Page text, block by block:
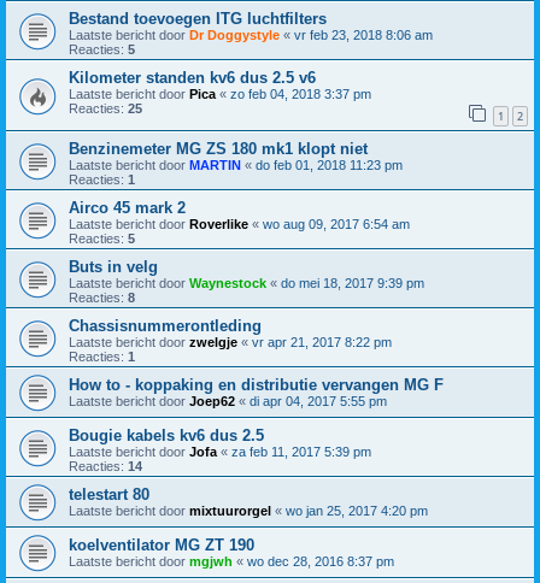
Bestand toevoegen ITG luchtfilters
Laatste bericht door Dr Doggystyle « vr feb 23, 2018 8:06 am
Reacties: 5
Kilometer standen kv6 dus 2.5 v6
Laatste bericht door Pica « zo feb 04, 2018 3:37 pm
Reacties: 25 1 2
Benzinemeter MG ZS 180 mk1 klopt niet
Laatste bericht door MARTIN « do feb 01, 2018 11:23 pm
Reacties: 1
Airco 45 mark 2
Laatste bericht door Roverlike « wo aug 09, 2017 6:54 am
Reacties: 5
Buts in velg
Laatste bericht door Waynestock « do mei 18, 2017 9:39 pm
Reacties: 8
Chassisnummerontleding
Laatste bericht door zwelgje « vr apr 21, 2017 8:22 pm
Reacties: 1
How to - koppaking en distributie vervangen MG F
Laatste bericht door Joep62 « di apr 04, 2017 5:55 pm
Bougie kabels kv6 dus 2.5
Laatste bericht door Jofa « za feb 11, 2017 5:39 pm
Reacties: 14
telestart 80
Laatste bericht door mixtuurorgel « wo jan 25, 2017 4:20 pm
koelventilator MG ZT 190
Laatste bericht door mgjwh « wo dec 28, 2016 8:37 pm